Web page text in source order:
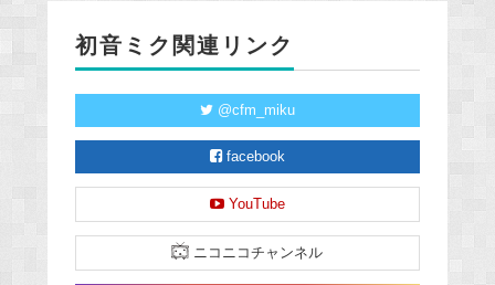
初音ミク関連リンク
@cfm_miku
facebook
YouTube
ニコニコチャンネル